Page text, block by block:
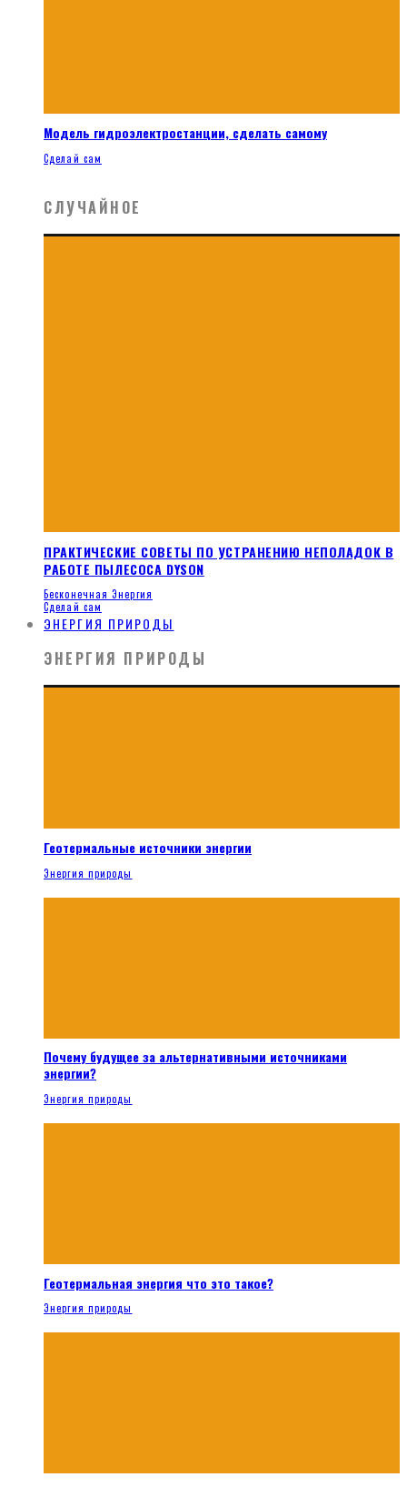
Модель гидроэлектростанции, сделать самому
Сделай сам
СЛУЧАЙНОЕ
ПРАКТИЧЕСКИЕ СОВЕТЫ ПО УСТРАНЕНИЮ НЕПОЛАДОК В
РАБОТЕ ПЫЛЕСОСА DYSON
Бесконечная Энергия
Сделай сам
ЭНЕРГИЯ ПРИРОДЫ
ЭНЕРГИЯ ПРИРОДЫ
Геотермальные источники энергии
Энергия природы
Почему будущее за альтернативными источниками
энергии?
Энергия природы
Геотермальная энергия что это такое?
Энергия природы